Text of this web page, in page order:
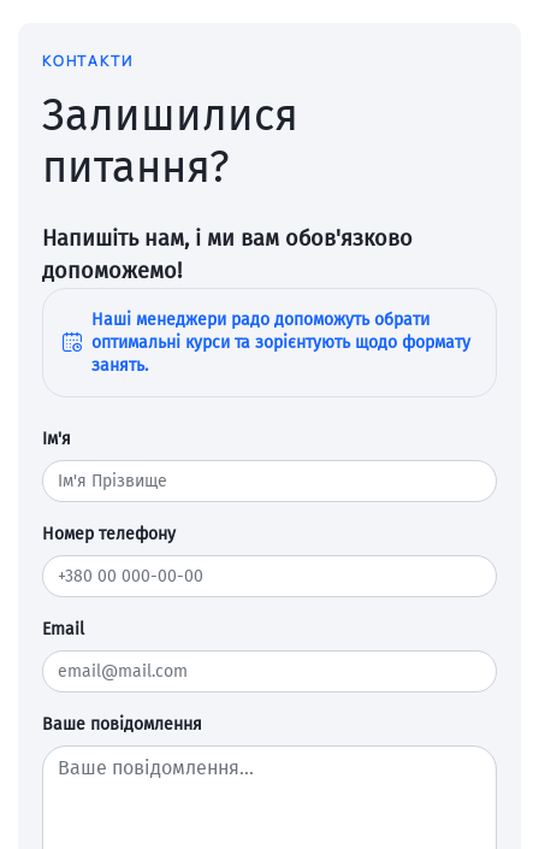
КОНТАКТИ
Залишилися
питання?
Напишіть нам, і ми вам обов'язково
допоможемо!
Наші менеджери радо допоможуть обрати
оптимальні курси та зорієнтують щодо формату
занять.
Ім'я
Номер телефону
Email
Ваше повідомлення